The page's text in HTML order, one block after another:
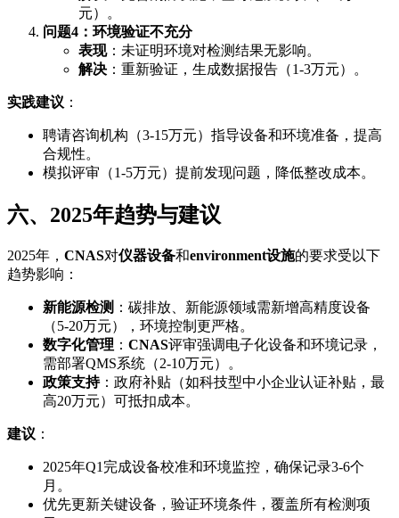
元）。
问题4：环境验证不充分
表现：未证明环境对检测结果无影响。
解决 ：重新验证，生成数据报告（1-3万元）。
实践建议 ：
聘请咨询机构（3-15万元）指导设备和环境准备，提高
合规性。
模拟评审（1-5万元）提前发现问题，降低整改成本。
六、2025年趋势与建议
2025年， CNAS对仪器设备和environment设施的要求受以下
趋势影响：
新能源检测 ：碳排放、新能源领域需新增高精度设备
（5-20万元），环境控制更严格。
数字化管理 ： CNAS评审强调电子化设备和环境记录，
需部署QMS系统（2-10万元）。
政策支持：政府补贴（如科技型中小企业认证补贴，最
高20万元）可抵扣成本。
建议 ：
2025年Q1完成设备校准和环境监控，确保记录3-6个
月。
优先更新关键设备，验证环境条件，覆盖所有检测项